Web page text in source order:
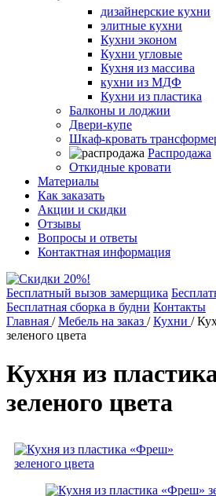
дизайнерские кухни
элитные кухни
Кухни эконом
Кухни угловые
Кухня из массива
кухни из МДФ
Кухни из пластика
Балконы и лоджии
Двери-купе
Шкаф-кровать
Распродажа
Откидные кровати
Материалы
Как заказать
Акции и скидки
Отзывы
Вопросы и ответы
Контактная информация
Бесплатный вызов замерщика
Бесплатная сборка в будни Контакты
Главная /Мебель на заказ /Кухни /
зеленого цвета
Кухня из
зеленого цвета